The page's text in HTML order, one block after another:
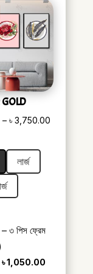
GOLD
– ৳3,750.00
লার্জ
৩ পিস ফ্রেম
Original
৳1,050.00